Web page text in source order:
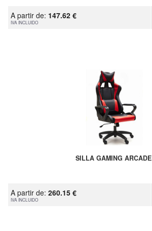
A partir de: 147.62 €
IVA INCLUIDO
SILLA GAMING ARCADE
A partir de: 260.15 €
IVA INCLUIDO